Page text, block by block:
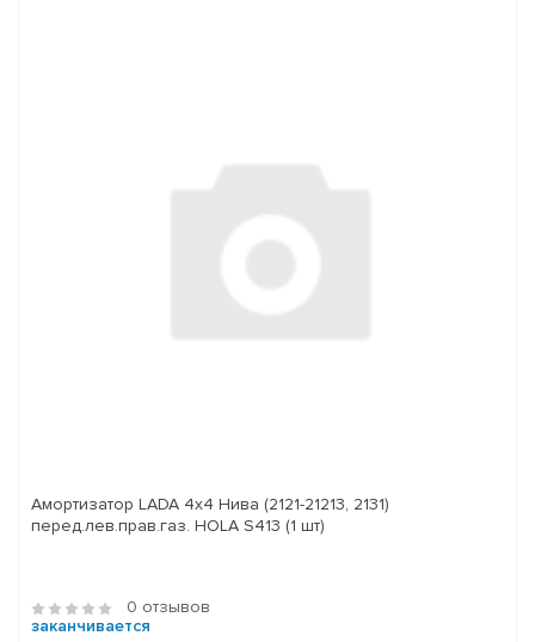
Амортизатор LADA 4x4 Нива (2121-21213, 2131)
перед.лев.прав.газ. HOLA S413 (1 шт)
0 отзывов
заканчивается